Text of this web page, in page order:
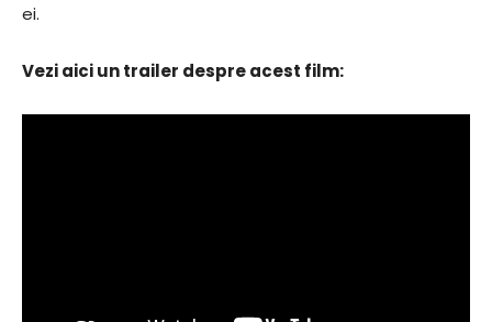
ei.
Vezi aici un trailer despre acest film: